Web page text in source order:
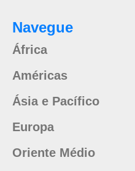
Navegue
África
Américas
Ásia e Pacífico
Europa
Oriente Médio